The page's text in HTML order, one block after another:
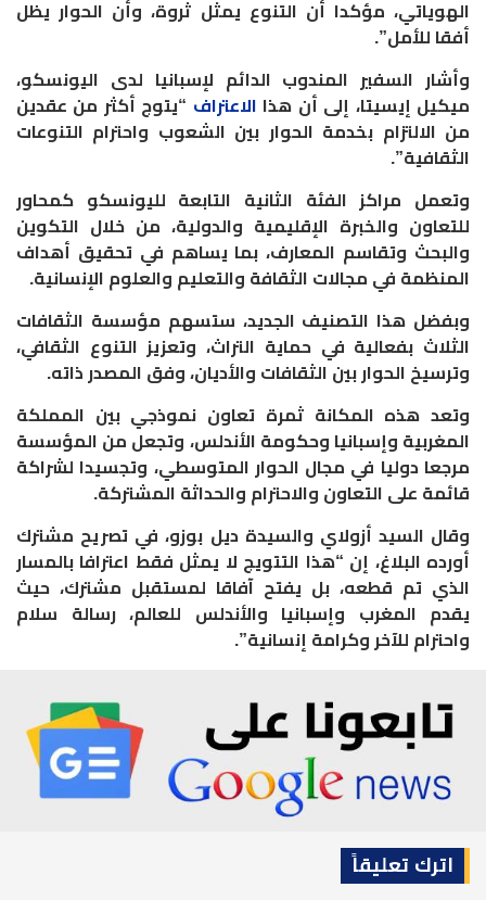
الهوياتي، مؤكدا أن التنوع يمثل ثروة، وأن الحوار يظل
أفقا للأمل”.
وأشار السفير المندوب الدائم لإسبانيا لدى اليونسكو،
ميكيل إيسيتا، إلى أن هذا الاعتراف “يتوج أكثر من عقدين
من الالتزام بخدمة الحوار بين الشعوب واحترام التنوعات
الثقافية”.
وتعمل مراكز الفئة الثانية التابعة لليونسكو كمحاور
للتعاون والخبرة الإقليمية والدولية، من خلال التكوين
والبحث وتقاسم المعارف، بما يساهم في تحقيق أهداف
المنظمة في مجالات الثقافة والتعليم والعلوم الإنسانية.
وبفضل هذا التصنيف الجديد، ستسهم مؤسسة الثقافات
الثلاث بفعالية في حماية التراث، وتعزيز التنوع الثقافي،
وترسيخ الحوار بين الثقافات والأديان، وفق المصدر ذاته.
وتعد هذه المكانة ثمرة تعاون نموذجي بين المملكة
المغربية وإسبانيا وحكومة الأندلس، وتجعل من المؤسسة
مرجعا دوليا في مجال الحوار المتوسطي، وتجسيدا لشراكة
قائمة على التعاون والاحترام والحداثة المشتركة.
وقال السيد أزولاي والسيدة ديل بوزو، في تصريح مشترك
أورده البلاغ، إن “هذا التتويج لا يمثل فقط اعترافا بالمسار
الذي تم قطعه، بل يفتح آفاقا لمستقبل مشترك، حيث
يقدم المغرب وإسبانيا والأندلس للعالم، رسالة سلام
واحترام للآخر وكرامة إنسانية”.
اترك تعليقاً